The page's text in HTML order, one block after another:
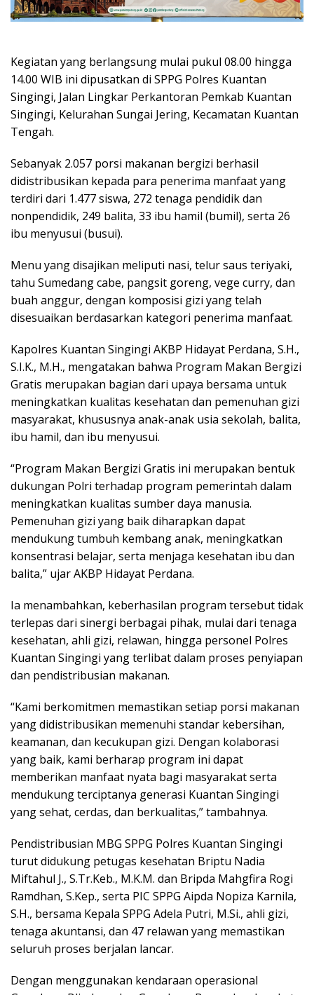
Kegiatan yang berlangsung mulai pukul 08.00 hingga
14.00 WIB ini dipusatkan di SPPG Polres Kuantan
Singingi, Jalan Lingkar Perkantoran Pemkab Kuantan
Singingi, Kelurahan Sungai Jering, Kecamatan Kuantan
Tengah.
Sebanyak 2.057 porsi makanan bergizi berhasil
didistribusikan kepada para penerima manfaat yang
terdiri dari 1.477 siswa, 272 tenaga pendidik dan
nonpendidik, 249 balita, 33 ibu hamil (bumil), serta 26
ibu menyusui (busui).
Menu yang disajikan meliputi nasi, telur saus teriyaki,
tahu Sumedang cabe, pangsit goreng, vege curry, dan
buah anggur, dengan komposisi gizi yang telah
disesuaikan berdasarkan kategori penerima manfaat.
Kapolres Kuantan Singingi AKBP Hidayat Perdana, S.H.,
S.I.K., M.H., mengatakan bahwa Program Makan Bergizi
Gratis merupakan bagian dari upaya bersama untuk
meningkatkan kualitas kesehatan dan pemenuhan gizi
masyarakat, khususnya anak-anak usia sekolah, balita,
ibu hamil, dan ibu menyusui.
“Program Makan Bergizi Gratis ini merupakan bentuk
dukungan Polri terhadap program pemerintah dalam
meningkatkan kualitas sumber daya manusia.
Pemenuhan gizi yang baik diharapkan dapat
mendukung tumbuh kembang anak, meningkatkan
konsentrasi belajar, serta menjaga kesehatan ibu dan
balita,” ujar AKBP Hidayat Perdana.
Ia menambahkan, keberhasilan program tersebut tidak
terlepas dari sinergi berbagai pihak, mulai dari tenaga
kesehatan, ahli gizi, relawan, hingga personel Polres
Kuantan Singingi yang terlibat dalam proses penyiapan
dan pendistribusian makanan.
“Kami berkomitmen memastikan setiap porsi makanan
yang didistribusikan memenuhi standar kebersihan,
keamanan, dan kecukupan gizi. Dengan kolaborasi
yang baik, kami berharap program ini dapat
memberikan manfaat nyata bagi masyarakat serta
mendukung terciptanya generasi Kuantan Singingi
yang sehat, cerdas, dan berkualitas,” tambahnya.
Pendistribusian MBG SPPG Polres Kuantan Singingi
turut didukung petugas kesehatan Briptu Nadia
Miftahul J., S.Tr.Keb., M.K.M. dan Bripda Mahgfira Rogi
Ramdhan, S.Kep., serta PIC SPPG Aipda Nopiza Karnila,
S.H., bersama Kepala SPPG Adela Putri, M.Si., ahli gizi,
tenaga akuntansi, dan 47 relawan yang memastikan
seluruh proses berjalan lancar.
Dengan menggunakan kendaraan operasional